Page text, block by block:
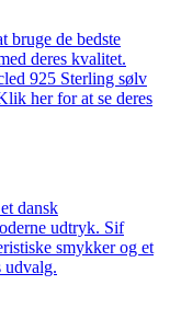
bruge de bedste
deres kvalitet.
925 Sterling sølv
her for at se deres
dansk
udtryk. Sif
smykker og et
udvalg.